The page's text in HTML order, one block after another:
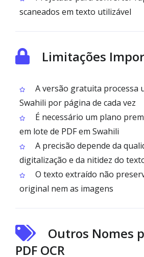
scaneados em texto utilizável
Limitações
A versão gratuita processa
Swahili por página de cada vez
É necessário um plano
em lote de PDF em Swahili
A precisão depende da
digitalização e da nitidez do
O texto extraído não
original nem as imagens
Outros Nomes
PDF OCR